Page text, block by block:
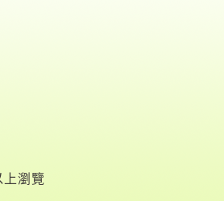
上瀏覽